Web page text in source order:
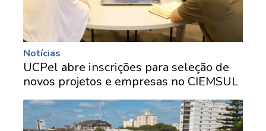
Notícias
UCPel abre inscrições para seleção de
novos projetos e empresas no CIEMSUL